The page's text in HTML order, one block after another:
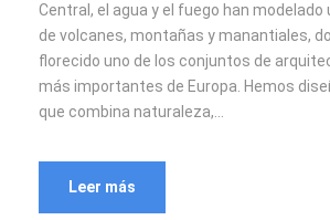
Central, el agua y el fuego han modelado
de volcanes, montañas y manantiales,
florecido uno de los conjuntos de
más importantes de Europa. Hemos
que combina naturaleza,...
Leer más